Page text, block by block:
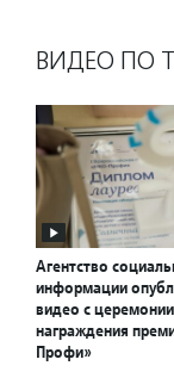
ВИДЕО ПО
Агентство
информации
видео с церемонии
награждения
Профи»